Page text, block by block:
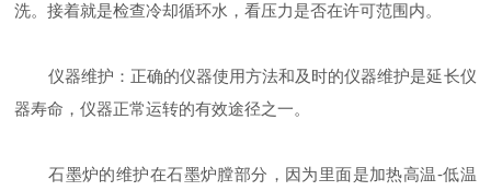
洗。接着就是检查冷却循环水，看压力是否在许可范围内。
仪器维护：正确的仪器使用方法和及时的仪器维护是延长仪
器寿命，仪器正常运转的有效途径之一。
石墨炉的维护在石墨炉膛部分，因为里面是加热高温-低温